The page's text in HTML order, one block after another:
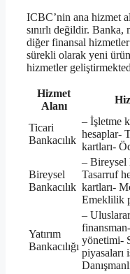
ICBC’nin ana hizmet
sınırlı değildir. Banka,
diğer finansal
sürekli olarak yeni
hizmetler
Hizmet
Alanı
Ticari
Bankacılık
– İşletme
hesaplar-
kartları-
Bireysel
Bankacılık
– Bireysel
Tasarruf
kartları-
Emeklilik
Yatırım
Bankacılığı
–
yönetimi-
piyasaları